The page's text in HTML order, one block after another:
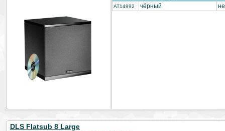
AT14992 чёрный
DLS Flatsub 8 Large